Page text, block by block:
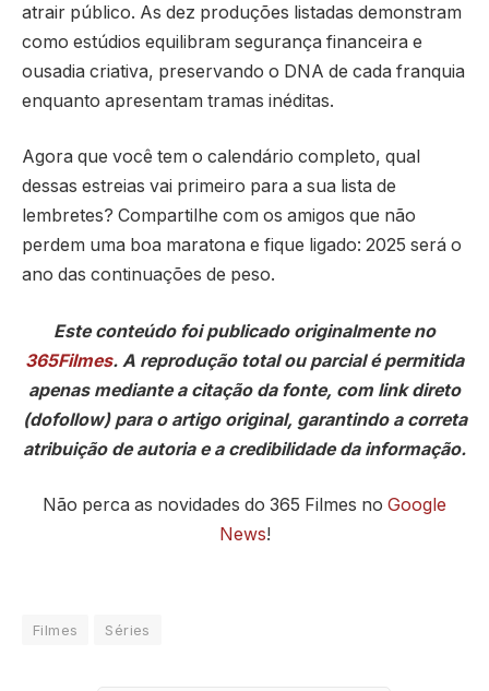
atrair público. As dez produções listadas demonstram
como estúdios equilibram segurança financeira e
ousadia criativa, preservando o DNA de cada franquia
enquanto apresentam tramas inéditas.
Agora que você tem o calendário completo, qual
dessas estreias vai primeiro para a sua lista de
lembretes? Compartilhe com os amigos que não
perdem uma boa maratona e fique ligado: 2025 será o
ano das continuações de peso.
Este conteúdo foi publicado originalmente no
365Filmes. A reprodução total ou parcial é permitida
apenas mediante a citação da fonte, com link direto
(dofollow) para o artigo original, garantindo a correta
atribuição de autoria e a credibilidade da informação.
Não perca as novidades do 365 Filmes no Google
News!
Filmes Séries